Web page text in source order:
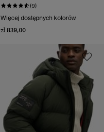
(9)
Więcej dostępnych kolorów
zł 839,00